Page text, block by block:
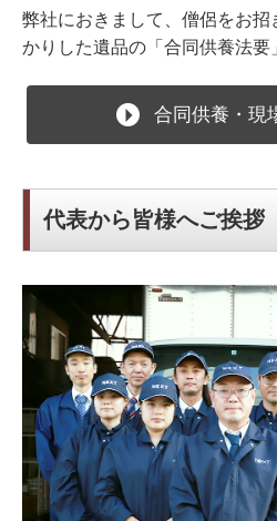
弊社におきまして、僧侶をお
かりした遺品の「合同供養法要
合同供養・現
代表から皆様へご挨拶